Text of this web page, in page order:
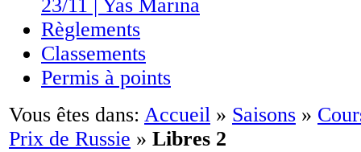
23/11 | Yas Marina
Règlements
Classements
Permis à points
Vous êtes dans: Accueil » Saisons »
Prix de Russie » Libres 2